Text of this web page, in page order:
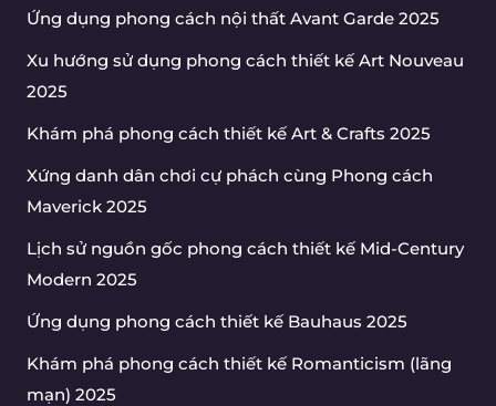
Ứng dụng phong cách nội thất Avant Garde 2025
Xu hướng sử dụng phong cách thiết kế Art Nouveau
2025
Khám phá phong cách thiết kế Art & Crafts 2025
Xứng danh dân chơi cự phách cùng Phong cách
Maverick 2025
Lịch sử nguồn gốc phong cách thiết kế Mid-Century
Modern 2025
Ứng dụng phong cách thiết kế Bauhaus 2025
Khám phá phong cách thiết kế Romanticism (lãng
mạn) 2025